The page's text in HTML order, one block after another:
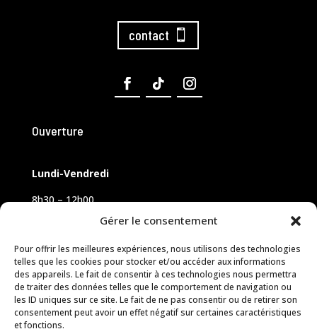
Gérer le consentement
Pour offrir les meilleures expériences, nous utilisons des technologies
telles que les cookies pour stocker et/ou accéder aux informations
des appareils. Le fait de consentir à ces technologies nous permettra
de traiter des données telles que le comportement de navigation ou
les ID uniques sur ce site. Le fait de ne pas consentir ou de retirer son
consentement peut avoir un effet négatif sur certaines caractéristiques
et fonctions.
contact
Ouverture
Lundi-Vendredi
8h30 – 12h00
Samedi sur rendez-vous